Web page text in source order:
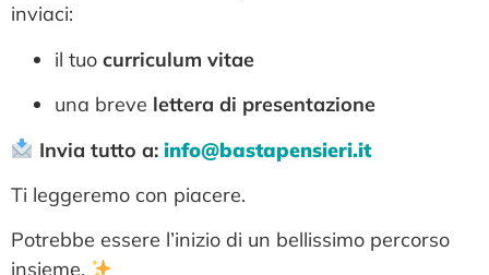
inviaci:
il tuo curriculum vitae
una breve lettera di presentazione
Invia tutto a: info@bastapensieri.it
Ti leggeremo con piacere.
Potrebbe essere l’inizio di un bellissimo percorso
insieme.